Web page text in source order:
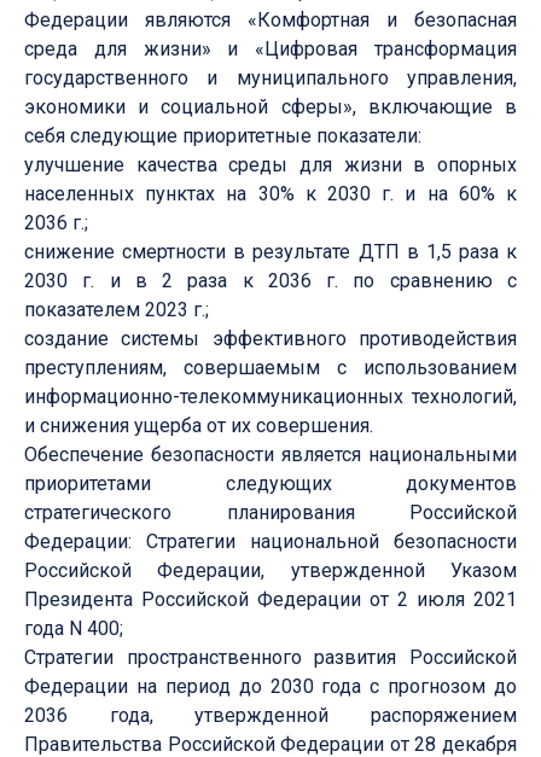
Федерации являются «Комфортная и безопасная
среда для жизни» и «Цифровая трансформация
государственного и муниципального управления,
экономики и социальной сферы», включающие в
себя следующие приоритетные показатели:
улучшение качества среды для жизни в опорных
населенных пунктах на 30% к 2030 г. и на 60% к
2036 г.;
снижение смертности в результате ДТП в 1,5 раза к
2030 г. и в 2 раза к 2036 г. по сравнению с
показателем 2023 г.;
создание системы эффективного противодействия
преступлениям, совершаемым с использованием
информационно-телекоммуникационных технологий,
и снижения ущерба от их совершения.
Обеспечение безопасности является национальными
приоритетами следующих документов
стратегического планирования Российской
Федерации: Стратегии национальной безопасности
Российской Федерации, утвержденной Указом
Президента Российской Федерации от 2 июля 2021
года N 400;
Стратегии пространственного развития Российской
Федерации на период до 2030 года с прогнозом до
2036 года, утвержденной распоряжением
Правительства Российской Федерации от 28 декабря